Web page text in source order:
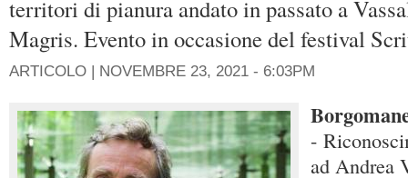
territori di pianura andato in passato a
Magris. Evento in occasione del festival
ARTICOLO | NOVEMBRE 23, 2021 - 6:03PM
-
ad Andrea